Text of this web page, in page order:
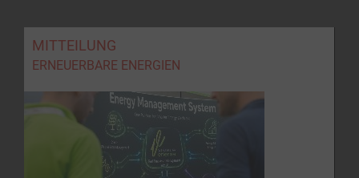
MITTEILUNG
ERNEUERBARE ENERGIEN